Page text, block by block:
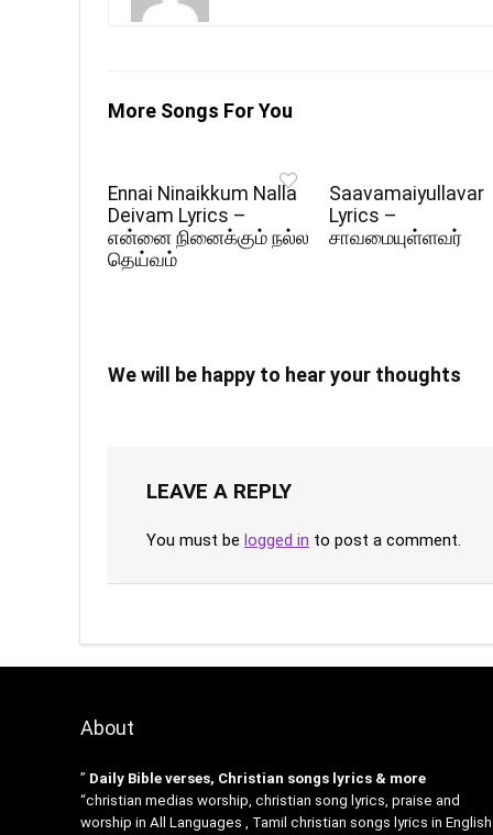
More Songs For You
Ennai Ninaikkum Nalla
Deivam Lyrics –
என்னை நினைக்கும் நல்ல
தெய்வம்
Saavamaiyullavar
Lyrics –
சாவமையுள்ளவர்
We will be happy to hear your thoughts
LEAVE A REPLY
You must be logged in to post a comment.
About
” Daily Bible verses, Christian songs lyrics & more
“christian medias worship, christian song lyrics, praise and
worship in All Languages , Tamil christian songs lyrics in English